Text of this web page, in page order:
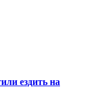
ездить на